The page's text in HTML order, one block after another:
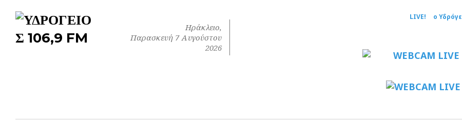
Ηράκλειο,
Παρασκευή 7 Αυγούστου
2026
LIVE! ο